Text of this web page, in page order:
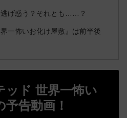
げ惑う？それとも……？
一怖いお化け屋敷』は前半後
ッド 世界一怖い
告動画！